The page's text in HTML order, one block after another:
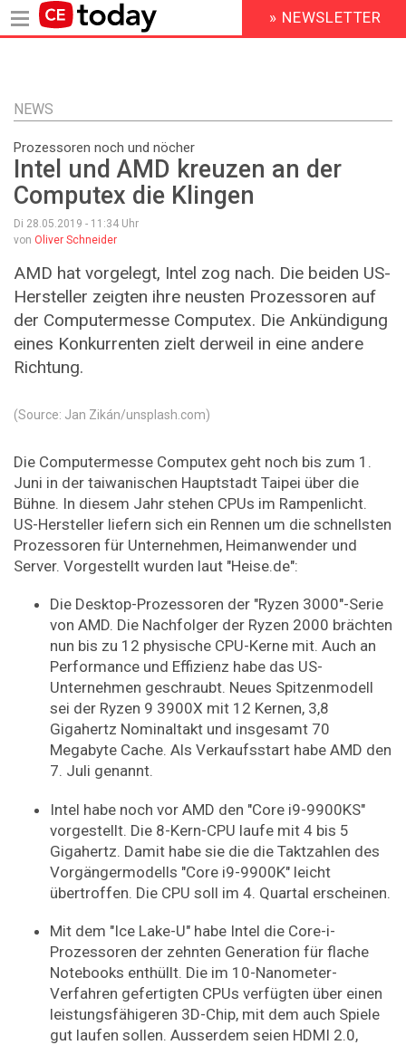
Inhalt
HEADER
MENU
» NEWSLETTER
NEWS
Prozessoren noch und nöcher
Intel und AMD kreuzen an der
Computex die Klingen
Di 28.05.2019 - 11:34 Uhr
von Oliver Schneider
AMD hat vorgelegt, Intel zog nach. Die beiden US-
Hersteller zeigten ihre neusten Prozessoren auf
der Computermesse Computex. Die Ankündigung
eines Konkurrenten zielt derweil in eine andere
Richtung.
(Source: Jan Zikán/unsplash.com)
Die Computermesse Computex geht noch bis zum 1.
Juni in der taiwanischen Hauptstadt Taipei über die
Bühne. In diesem Jahr stehen CPUs im Rampenlicht.
US-Hersteller liefern sich ein Rennen um die schnellsten
Prozessoren für Unternehmen, Heimanwender und
Server. Vorgestellt wurden laut "Heise.de":
Die Desktop-Prozessoren der "Ryzen 3000"-Serie
von AMD. Die Nachfolger der Ryzen 2000 brächten
nun bis zu 12 physische CPU-Kerne mit. Auch an
Performance und Effizienz habe das US-
Unternehmen geschraubt. Neues Spitzenmodell
sei der Ryzen 9 3900X mit 12 Kernen, 3,8
Gigahertz Nominaltakt und insgesamt 70
Megabyte Cache. Als Verkaufsstart habe AMD den
7. Juli genannt.
Intel habe noch vor AMD den "Core i9-9900KS"
vorgestellt. Die 8-Kern-CPU laufe mit 4 bis 5
Gigahertz. Damit habe sie die die Taktzahlen des
Vorgängermodells "Core i9-9900K" leicht
übertroffen. Die CPU soll im 4. Quartal erscheinen.
Mit dem "Ice Lake-U" habe Intel die Core-i-
Prozessoren der zehnten Generation für flache
Notebooks enthüllt. Die im 10-Nanometer-
Verfahren gefertigten CPUs verfügten über einen
leistungsfähigeren 3D-Chip, mit dem auch Spiele
gut laufen sollen. Ausserdem seien HDMI 2.0,